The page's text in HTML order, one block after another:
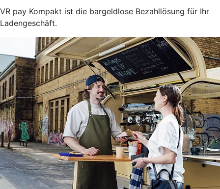
VR pay Kompakt ist die bargeldlose Bezahllösung für Ihr
Ladengeschäft.